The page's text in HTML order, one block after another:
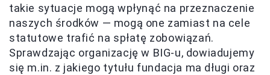
takie sytuacje mogą wpłynąć na przeznaczenie
naszych środków — mogą one zamiast na cele
statutowe trafić na spłatę zobowiązań.
Sprawdzając organizację w BIG-u, dowiadujemy
się m.in. z jakiego tytułu fundacja ma długi oraz